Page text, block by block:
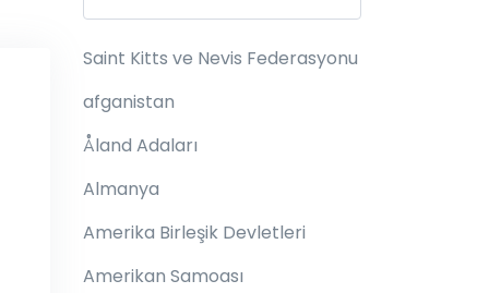
Saint Kitts ve Nevis Federasyonu
afganistan
Åland Adaları
Almanya
Amerika Birleşik Devletleri
Amerikan Samoası